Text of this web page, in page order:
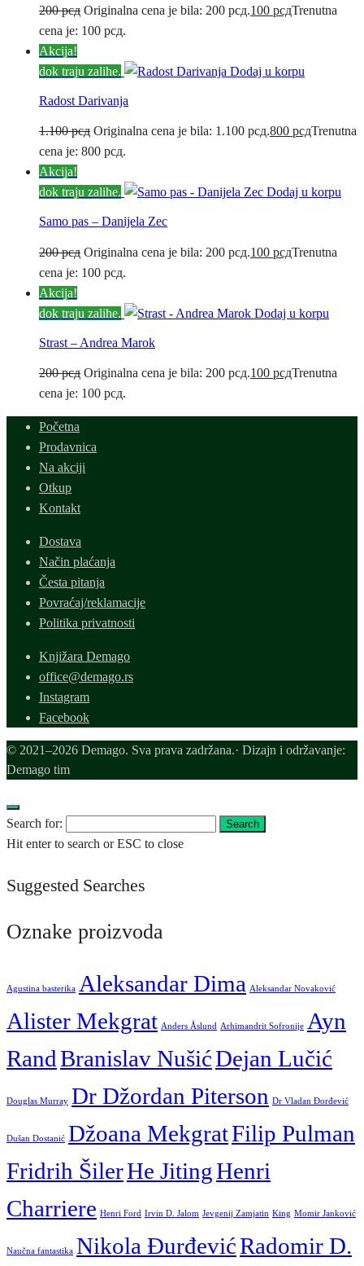
200рсд Originalna cena je bila: 200 рсд.100 рсдTrenutna
cena je: 100 рсд.
Akcija!
dok traju zalihe.
Dodaj u korpu
Radost Darivanja
1.100рсд Originalna cena je bila: 1.100 рсд.800 рсдTrenutna
cena je: 800 рсд.
Akcija!
dok traju zalihe.
Dodaj u korpu
Samo pas – Danijela Zec
200рсд Originalna cena je bila: 200 рсд.100 рсдTrenutna
cena je: 100 рсд.
Akcija!
dok traju zalihe.
Dodaj u korpu
Strast – Andrea Marok
200рсд Originalna cena je bila: 200 рсд.100 рсдTrenutna
cena je: 100 рсд.
Početna
Prodavnica
Na akciji
Otkup
Kontakt
Dostava
Način plaćanja
Česta pitanja
Povraćaj/reklamacije
Politika privatnosti
Knjižara Demago
office@demago.rs
Instagram
Facebook
© 2021–2026 Demago. Sva prava zadržana.· Dizajn i održavanje:
Demago tim
Search for: Search
Hit enter to search or ESC to close
Suggested Searches
Oznake proizvoda
Agustina basterika Aleksandar Dima Aleksandar Novaković
Alister Mekgrat Anders Åslund Arhimandrit Sofronije Ayn
RandBranislav NušićDejan Lučić
Douglas Murray Dr Džordan Piterson Dr Vladan Đorđević
Dušan Dostanić Džoana MekgratFilip Pulman
Fridrih ŠilerHe JitingHenri
Charriere Henri Ford Irvin D. Jalom Jevgenij Zamjatin King Momir Janković
Naučna fantastika Nikola ĐurđevićRadomir D.